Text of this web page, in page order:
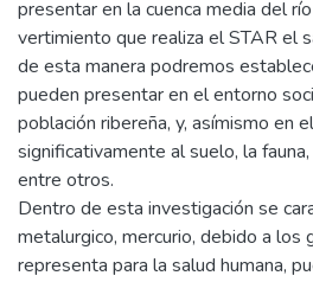
presentar en la cuenca media del
vertimiento que realiza el STAR el
de esta manera podremos
pueden presentar en el entorno
población ribereña, y, asímismo en
significativamente al suelo, la
entre otros.
Dentro de esta investigación se
metalurgico, mercurio, debido a los
representa para la salud humana,